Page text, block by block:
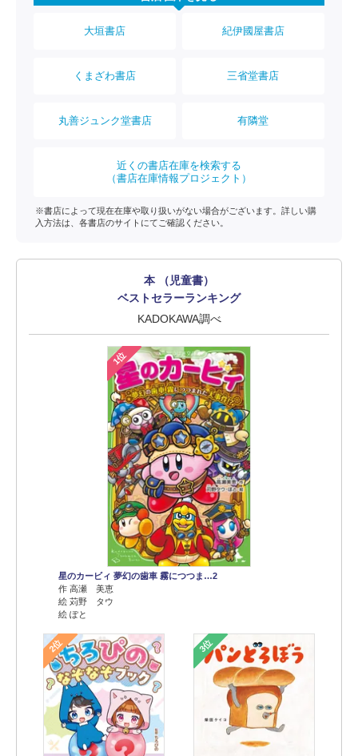
大垣書店 紀伊國屋書店
くまざわ書店 三省堂書店
丸善ジュンク堂書店 有隣堂
近くの書店在庫を検索する
（書店在庫情報プロジェクト）
※書店によって現在在庫や取り扱いがない場合がございます。詳しい購
入方法は、各書店のサイトにてご確認ください。
本 （児童書）
ベストセラーランキング
KADOKAWA調べ
1位
星のカービィ 夢幻の歯車 霧につつま…2
作 高瀬 美恵
絵 苅野 タウ
絵 ぽと
2位 3位